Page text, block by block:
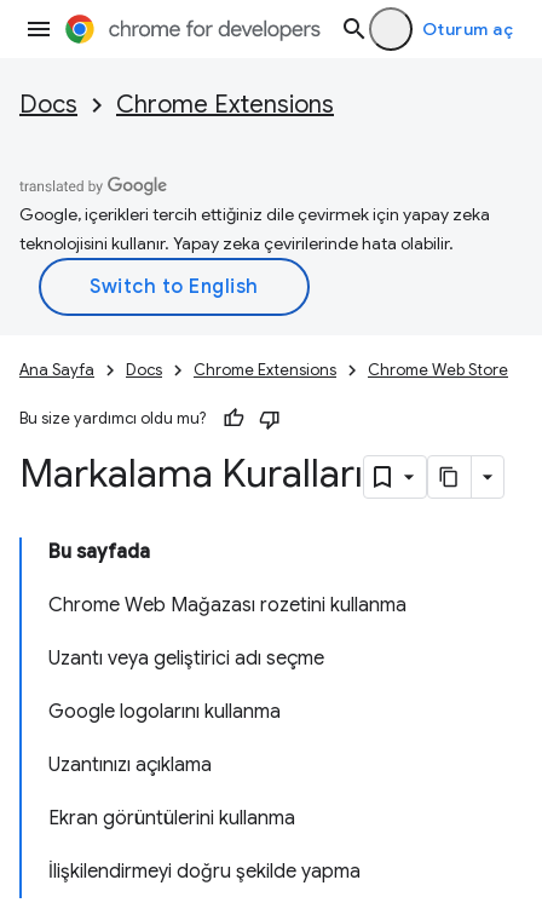
Oturum aç
Docs Chrome Extensions
Google, içerikleri tercih ettiğiniz dile çevirmek için yapay zeka
teknolojisini kullanır. Yapay zeka çevirilerinde hata olabilir.
Ana Sayfa Docs Chrome Extensions Chrome Web Store
Bu size yardımcı oldu mu?
Markalama Kuralları
Bu sayfada
Chrome Web Mağazası rozetini kullanma
Uzantı veya geliştirici adı seçme
Google logolarını kullanma
Uzantınızı açıklama
Ekran görüntülerini kullanma
İlişkilendirmeyi doğru şekilde yapma